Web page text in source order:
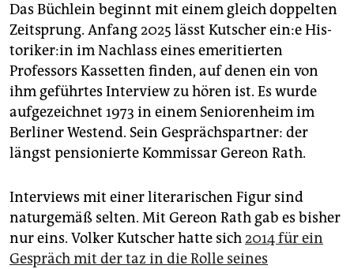
Das Büchlein beginnt mit einem gleich doppelten
Zeitsprung. Anfang 2025 lässt Kutscher ein:e His­
to­ri­ke­r:in im Nachlass eines emeritierten
Professors Kassetten finden, auf denen ein von
ihm geführtes Interview zu hören ist. Es wurde
aufgezeichnet 1973 in einem Seniorenheim im
Berliner Westend. Sein Gesprächspartner: der
längst pensionierte Kommissar Gereon Rath.
Interviews mit einer literarischen Figur sind
naturgemäß selten. Mit Gereon Rath gab es bisher
nur eins. Volker Kutscher hatte sich2014 für ein
Gespräch mit der taz in die Rolle seines